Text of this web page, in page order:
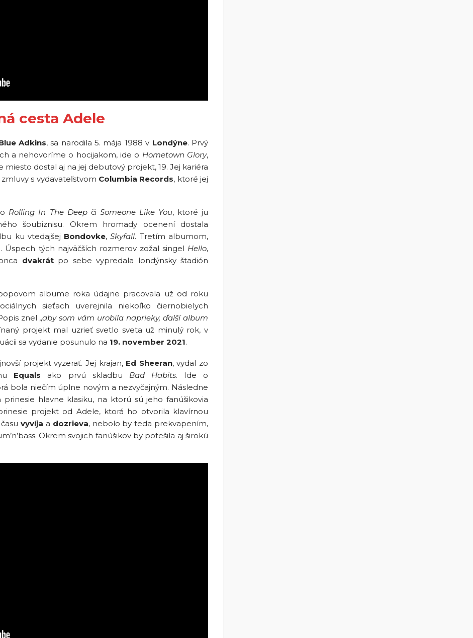
cesta Adele
Adkins, sa narodila 5. mája 1988 v Londýne. Prvý
a nehovoríme o hocijakom, ide o Hometown Glory,
miesto dostal aj na jej debutový projekt, 19. Jej kariéra
s vydavateľstvom Columbia Records, ktoré jej
Rolling In The Deepči Someone Like You, ktoré ju
šoubiznisu. Okrem hromady ocenení dostala
ku vtedajšej Bondovke,Skyfall. Tretím albumom,
tých najväčších rozmerov zožal singel Hello,
dvakrát po sebe vypredala londýnsky štadión
albume roka údajne pracovala už od roku
sieťach uverejnila niekoľko čiernobielych
znel „aby som vám urobila naprieky, ďalší album
projekt mal uzrieť svetlo sveta už minulý rok, v
sa vydanie posunulo na 19. november 2021.
projekt vyzerať. Jej krajan,Ed Sheeran, vydal zo
Equals ako prvú skladbu Bad Habits. Ide o
bola niečím úplne novým a nezvyčajným. Následne
hlavne klasiku, na ktorú sú jeho fanúšikovia
projekt od Adele, ktorá ho otvorila klavírnou
vyvíja a dozrieva, nebolo by teda prekvapením,
Okrem svojich fanúšikov by potešila aj širokú